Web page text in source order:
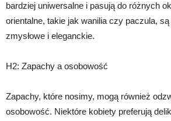
bardziej uniwersalne i pasują do różnych
orientalne, takie jak wanilia czy paczula,
zmysłowe i eleganckie.
H2: Zapachy a osobowość
Zapachy, które nosimy, mogą również
osobowość. Niektóre kobiety preferują